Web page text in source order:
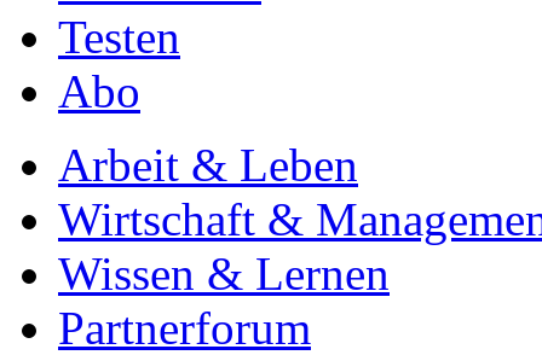
Testen
Abo
Arbeit & Leben
Wirtschaft &
Wissen & Lernen
Partnerforum